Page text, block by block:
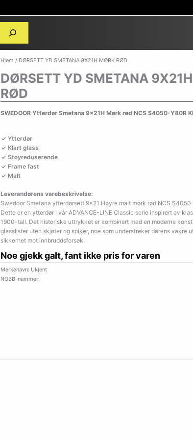
Hjem / DØRSETT YD SMETANA 9X21H MØRK RØD
DØRSETT YD SMETANA
RØD
SWEDOOR Ytterdør Smetana 9x21H Mørk rød NCS S4050-Y80R
Ytterdør
Klart glass
Støyreduserende
Frame fast
Malt
Leverandørens varebeskrivelse:
Swedoor Smetana ytterdørsett 9×21 Høyre malt mørk rød NCS
Dette er en ytterdør i vår ADVANCE-LINE Classic serie inspirert av
1900-tall. Det historiske uttrykket er kombinert med en moderne
glasslister uten skjøter og spiker, noe som understreker dørens vakre
sikkerhet mot innbruddsforsøk.
Noe gjekk galt, fant ikke pris for varen
Merkenavn: Ukjent
NOBB-nummer: